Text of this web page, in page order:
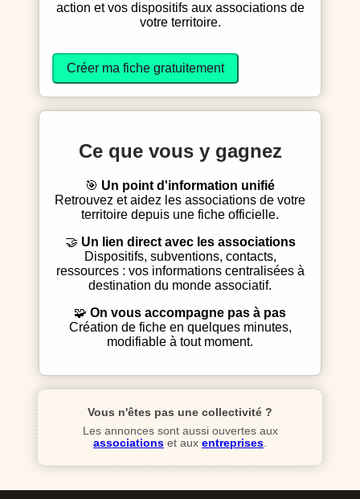
action et vos dispositifs aux associations de
votre territoire.
Créer ma fiche gratuitement
Ce que vous y gagnez
Un point d'information unifié
Retrouvez et aidez les associations de votre
territoire depuis une fiche officielle.
Un lien direct avec les associations
Dispositifs, subventions, contacts,
ressources : vos informations centralisées à
destination du monde associatif.
On vous accompagne pas à pas
Création de fiche en quelques minutes,
modifiable à tout moment.
Vous n'êtes pas une collectivité ?
Les annonces sont aussi ouvertes aux
associations et aux entreprises